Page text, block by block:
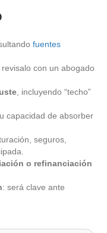
fuentes
revisalo con un abogado
, incluyendo “techo”
capacidad de absorber
seguros,
o refinanciación
: será clave ante